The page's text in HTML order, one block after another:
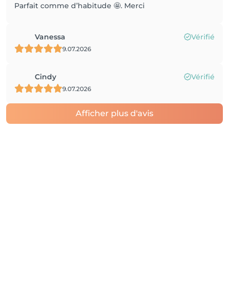
Parfait comme d’habitude 🤩. Merci
Vanessa Vérifié
9.07.2026
Cindy Vérifié
9.07.2026
Afficher plus d'avis